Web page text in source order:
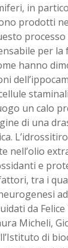
in
prodotti
per la
hanno
un calo
di una
nell’olio
e
tra i
da
Micheli,
di